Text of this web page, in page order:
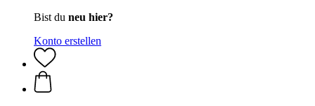
Bist du neu hier?
Konto erstellen